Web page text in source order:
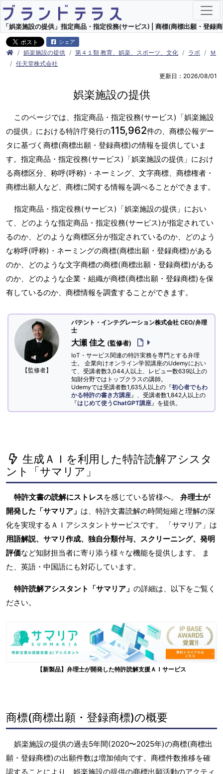
「娯楽施設の提供」指定商品・指定役務(サービス) | 商標(商標出願・登録
シェア
娯楽施設の提供 第４１類 教育、娯楽、スポーツ、文化 ラボ
Ｍ
任天堂株式会社
更新日：2026/08/01
娯楽施設の提供
このページでは、指定商品・指定役務(サービス)「娯楽施設
の提供」における特許庁発行の115,962件の、商標公報デー
タに基づく商標(商標出願・登録商標)の情報を提供していま
す。指定商品・指定役務(サービス)「娯楽施設の提供」におけ
る商標区分、称呼(呼称)・ネーミング、文字商標、商標権者・
商標出願人など、商標に関する情報を調べることができます。
指定商品・指定役務(サービス)「娯楽施設の提供」におい
て、どのような指定商品・指定役務(サービス)が指定されてい
るのか、どのような商標区分が指定されているのか、どのよう
な称呼(呼称)・ネーミングの商標(商標出願・登録商標)がある
のか、どのような文字商標の商標(商標出願・登録商標)がある
のか、どのような企業・組織が商標(商標出願・登録商標)を保
有しているのか、商標情報を調査することができます。
【監修者】
パテント・インテグレーション株式会社 CEO/弁理
士
大瀬 佳之 (監修者)
IoT・サービス関連の特許実務を専門とする弁理
士。 企業向けオンライン学習講座のUdemyにおい
て、受講者数3,044人以上、レビュー数639以上の
知財分野ではトップクラスの講師。
Udemyでは受講者数1,635人以上の『初心者でもわ
かる特許の書き方講座 』、受講者数1,842人以上の
『はじめて使うChatGPT講座 』を提供。
生成ＡＩを利用した特許読解アシスタ
ント「サマリア」
特許文書の読解にストレスを感じている皆様へ。 弁理士が
開発した「サマリア」 は、特許文書読解の時間短縮と理解の深
化を実現するＡＩアシスタントサービスです。 「サマリア」は
用語解説、サマリ作成、独自分類付与、スクリーニング、発明
評価など知財担当者に寄り添う様々な機能を提供します。 ま
た、英語・中国語にも対応しています。
特許読解アシスタント「サマリア」 の詳細は、以下をご覧く
ださい。
【新製品】弁理士が開発した特許読解支援ＡＩサービス
商標(商標出願・登録商標)の概要
娯楽施設の提供の過去5年間(2020〜2025年)の商標(商標出
願・登録商標)の出願件数は増加傾向です。商標件数推移を確
認することにより、娯楽施設の提供の商標出願活動のアクティ